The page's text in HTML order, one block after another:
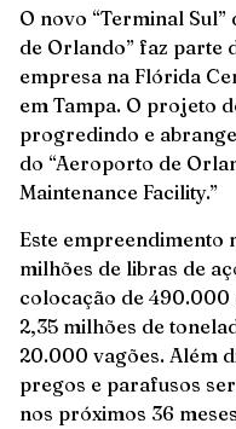
O novo “Terminal
de Orlando” faz parte
empresa na Flórida
em Tampa. O projeto
progredindo e
do “Aeroporto de
Maintenance Facility.”
Este empreendimento
milhões de libras de
colocação de
2,35 milhões de
20.000 vagões. Além
pregos e parafusos
nos próximos 36